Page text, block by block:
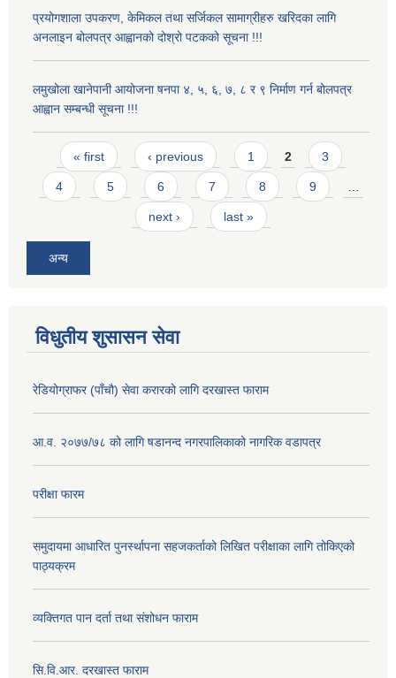
प्रयोगशाला उपकरण, केमिकल तथा सर्जिकल सामाग्रीहरु खरिदका लागि
अनलाइन बोलपत्र आह्वानको दोश्रो पटकको सूचना !!!
लमुखोला खानेपानी आयोजना षनपा ४, ५, ६, ७, ८ र ९ निर्माण गर्न बोलपत्र
आह्वान सम्बन्धी सूचना !!!
Pages
« first ‹ previous 1 2 3
4 5 6 7 8 9 …
next › last »
अन्य
विधुतीय शुसासन सेवा
रेडियोग्राफर (पाँचौ) सेवा करारको लागि दरखास्त फाराम
आ.व. २०७७/७८ को लागि षडानन्द नगरपालिकाको नागरिक वडापत्र
परीक्षा फारम
समुदायमा आधारित पुनर्स्थापना सहजकर्ताको लिखित परीक्षाका लागि तोकिएको
पाठ्यक्रम
व्यक्तिगत पान दर्ता तथा संशोधन फाराम
सि.वि.आर. दरखास्त फाराम